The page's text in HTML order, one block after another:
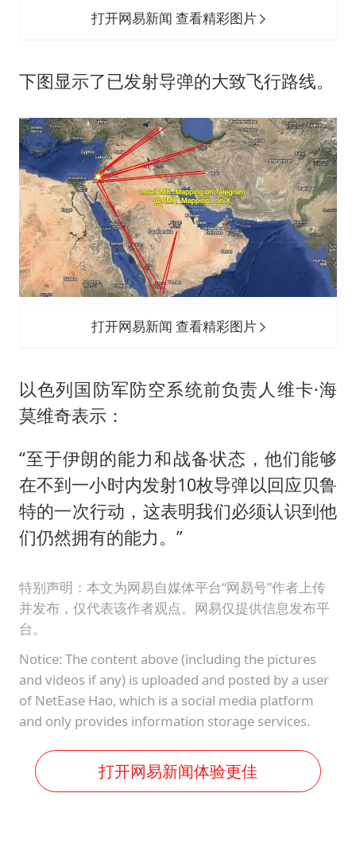
打开网易新闻 查看精彩图片
下图显示了已发射导弹的大致飞行路线。
打开网易新闻 查看精彩图片
以色列国防军防空系统前负责人维卡·海
莫维奇表示：
“至于伊朗的能力和战备状态，他们能够
在不到一小时内发射10枚导弹以回应贝鲁
特的一次行动，这表明我们必须认识到他
们仍然拥有的能力。”
特别声明：本文为网易自媒体平台“网易号”作者上传
并发布，仅代表该作者观点。网易仅提供信息发布平
台。
Notice: The content above (including the pictures
and videos if any) is uploaded and posted by a user
of NetEase Hao, which is a social media platform
and only provides information storage services.
打开网易新闻体验更佳